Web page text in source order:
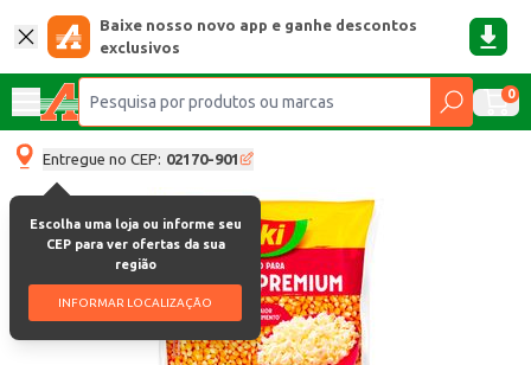
Baixe nosso novo app e ganhe descontos
exclusivos
0
Entregue no CEP: 02170-901
Escolha uma loja ou informe seu
CEP para ver ofertas da sua
região
INFORMAR LOCALIZAÇÃO